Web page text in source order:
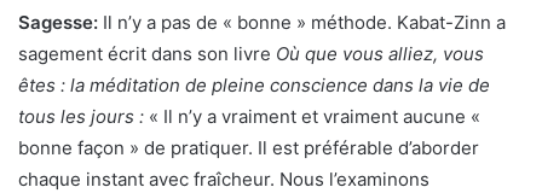
Sagesse: Il n’y a pas de « bonne » méthode. Kabat-Zinn a
sagement écrit dans son livre Où que vous alliez, vous
êtes : la méditation de pleine conscience dans la vie de
tous les jours : « Il n’y a vraiment et vraiment aucune «
bonne façon » de pratiquer. Il est préférable d’aborder
chaque instant avec fraîcheur. Nous l’examinons